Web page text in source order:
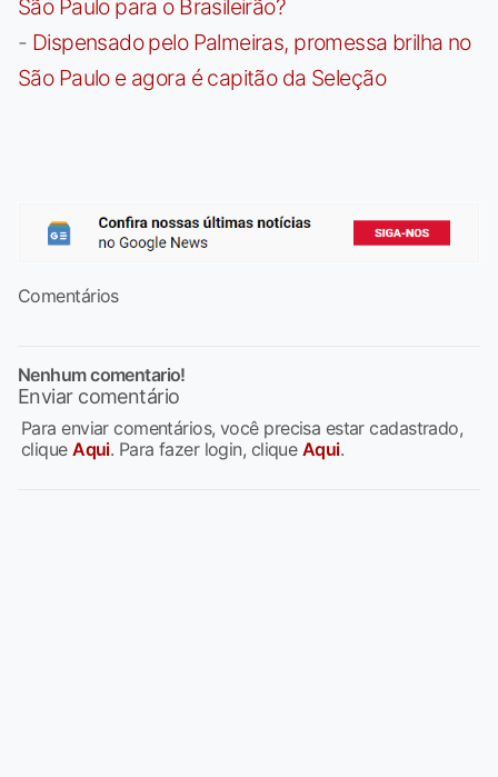
São Paulo para o Brasileirão?
- Dispensado pelo Palmeiras, promessa brilha no
São Paulo e agora é capitão da Seleção
Comentários
Nenhum comentario!
Enviar comentário
Para enviar comentários, você precisa estar cadastrado,
cliqueAqui. Para fazer login, clique Aqui.